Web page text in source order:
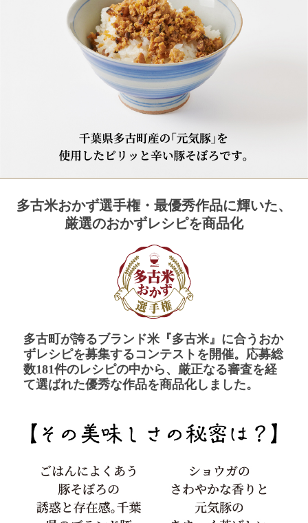
多古米おかず選手権・最優秀作品に輝いた、
厳選のおかずレシピを商品化
多古町が誇るブランド米『多古米』に合うおか
ずレシピを募集するコンテストを開催。応募総
数181件のレシピの中から、厳正なる審査を経
て選ばれた優秀な作品を商品化しました。